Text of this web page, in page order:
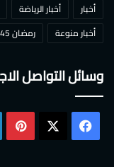
أخبار أخبار الرياضة
أخبار منوعة
رمضان 1445
وسائل التواصل
فيسبوك